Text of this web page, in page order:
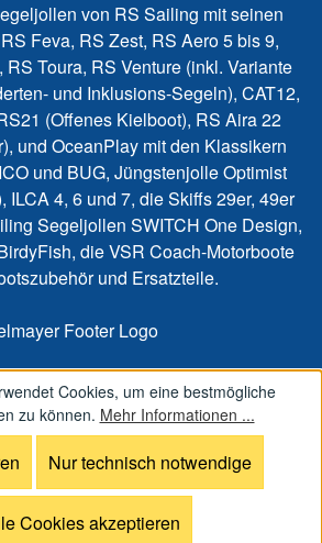
von RS Sailing mit seinen
Feva, RS Zest, RS Aero 5 bis 9,
RS Toura, RS Venture (inkl. Variante
und Inklusions-Segeln), CAT12,
(Offenes Kielboot), RS Aira 22
und OceanPlay mit den Klassikern
und BUG, Jüngstenjolle Optimist
ILCA 4, 6 und 7, die Skiffs 29er, 49er
Segeljollen SWITCH One Design,
die VSR Coach-Motorboote
und Ersatzteile.
Cookies, um eine bestmögliche
zu können. Mehr Informationen ...
Nur technisch notwendige
Cookies akzeptieren